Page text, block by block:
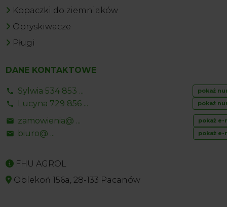
Kopaczki do ziemniaków
Opryskiwacze
Pługi
DANE KONTAKTOWE
Sylwia 534 853 ... pokaż
Lucyna 729 856 ... pokaż
zamowienia@ ... pokaż e-
biuro@ ... pokaż e-
FHU AGROL
Oblekoń 156a, 28-133 Pacanów